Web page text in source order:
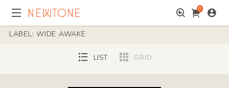
0
LABEL: WIDE AWAKE
LIST GRID